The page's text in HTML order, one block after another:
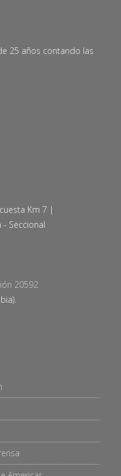
25 años contando las
Km 7 |
- Seccional
20592